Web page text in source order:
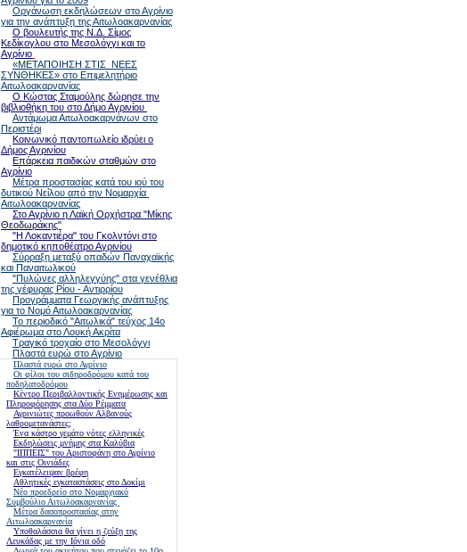
Οργάνωση εκδηλώσεων στο Αγρίνιο
για την ανάπτυξη της Αιτωλοακαρνανίας
Ο βουλευτής της Ν.Δ. Σίμος
Κεδίκογλου στο Μεσολόγγι και το
Αγρίνιο
«ΜΕΤΑΠΟΙΗΣΗ ΣΤΙΣ ΝΕΕΣ
ΣΥΝΘΗΚΕΣ» στο Επιμελητήριο
Αιτωλοακαρνανίας
Ο Κώστας Σταμούλης δώρησε την
βιβλιοθήκη του στο Δήμο Αγρινίου
Αντάμωμα Αιτωλοακαρνάνων στο
Περιστέρι
Κοινωνικό παντοπωλείο ιδρύει ο
Δήμος Αγρινίου
Επάρκεια παιδικών σταθμών στο
Αγρίνιο
Μέτρα προστασίας κατά του ιού του
δυτικού Νείλου από την Νομαρχία
Αιτωλοακαρνανίας
Στο Αγρίνιο η Λαϊκή Ορχήστρα "Μίκης
Θεοδωράκης"
"Η Λοκαντιέρα" του Γκολντόνι στο
δημοτικό κηποθέατρο Αγρινίου
Σύρραξη μεταξύ οπαδών Παναχαϊκής
και Παναιτωλικού
"Πυλώνες αλληλεγγύης" στα γενέθλια
της γέφυρας Ρίου - Αντιρρίου
Προγράμματα Γεωργικής ανάπτυξης
για το Νομό Αιτωλοακαρνανίας
Το περιοδικό "Αιτωλικά" τεύχος 14ο
Αφιέρωμα στο Λουκή Ακρίτα
Τραγικό τροχαίο στο Μεσολόγγι
Πλαστά ευρώ στο Αγρίνιο
Πλαστά ευρώ στο Αγρίνιο
Οι φίλοι του σιδηροδρόμου κατά του
ποδηλατοδρόμου
Κέντρο Περιβαλλοντικής Ενημέρωσης και
Πληροφόρησης στα Δύο Ρέμματα
Αγρινιώτες προωθούν Αλβανούς
λαθρομετανάστες;
Ένα κάστρο γεμάτο νότες ελληνικές
Εκδηλώσεις μνήμης στα Καλύβια
"ΙΠΠΕΙΣ" του Αριστοφάνη στο Αγρίνιο
και στις Οινιάδες
Εγκατέλειψαν βρέφη
Αθλητικές εγκαταστάσεις στο Δοκίμι
Νέο προεδρείο στο Νομαρχιακό
Συμβούλιο Αιτωλοακαρνανίας
Μέτρα δασοπροστασίας στην
Αιτωλοακαρνανία
Υποθαλάσσια θα γίνει η ζεύξη της
Λευκάδας με την Ιόνια οδό